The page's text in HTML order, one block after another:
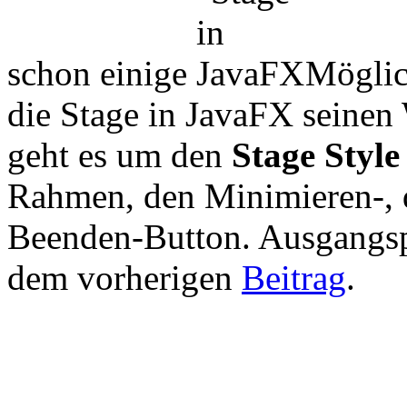
schon einige
die Stage in JavaFX
geht es um den Stage Style
Rahmen, den Minimieren-
Beenden-Button.
dem vorherigen Beitrag.